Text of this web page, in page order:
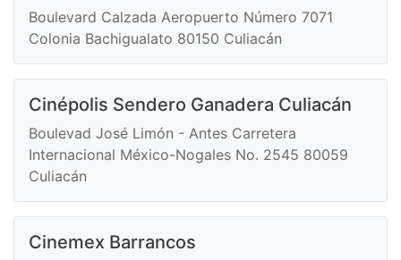
Boulevard Calzada Aeropuerto Número 7071
Colonia Bachigualato 80150 Culiacán
Cinépolis Sendero Ganadera Culiacán
Boulevad José Limón - Antes Carretera
Internacional México-Nogales No. 2545 80059
Culiacán
Cinemex Barrancos